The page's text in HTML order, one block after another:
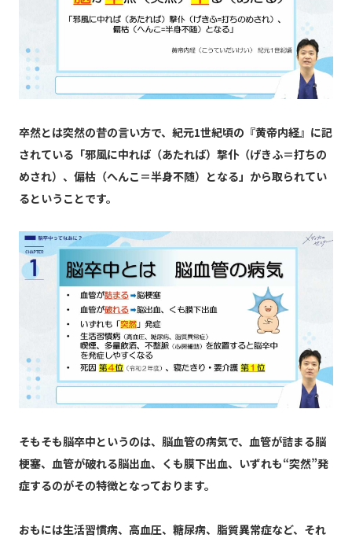
卒然とは突然の昔の言い方で、紀元1世紀頃の『黄帝内経』に記
されている「邪風に中れば（あたれば）撃仆（げきふ＝打ちの
めされ）、偏枯（へんこ＝半身不随）となる」から取られてい
るということです。
そもそも脳卒中というのは、脳血管の病気で、血管が詰まる脳
梗塞、血管が破れる脳出血、くも膜下出血、いずれも“突然”発
症するのがその特徴となっております。
おもには生活習慣病、高血圧、糖尿病、脂質異常症など、それ